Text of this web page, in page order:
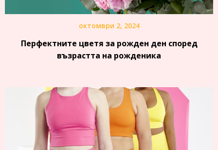
октомври 2, 2024
Перфектните цветя за рожден ден според
възрастта на рожденика